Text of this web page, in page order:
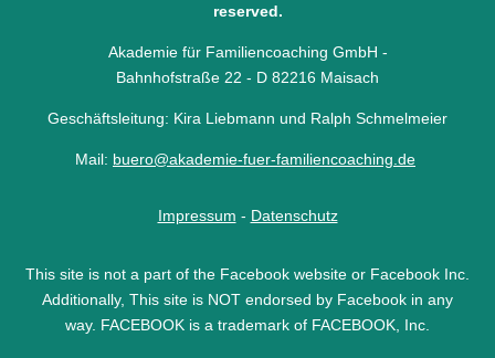
reserved.
Akademie für Familiencoaching GmbH -
Bahnhofstraße 22 - D 82216 Maisach
Geschäftsleitung: Kira Liebmann und Ralph Schmelmeier
Mail: buero@akademie-fuer-familiencoaching.de
Impressum - Datenschutz
This site is not a part of the Facebook website or Facebook Inc.
Additionally, This site is NOT endorsed by Facebook in any
way. FACEBOOK is a trademark of FACEBOOK, Inc.